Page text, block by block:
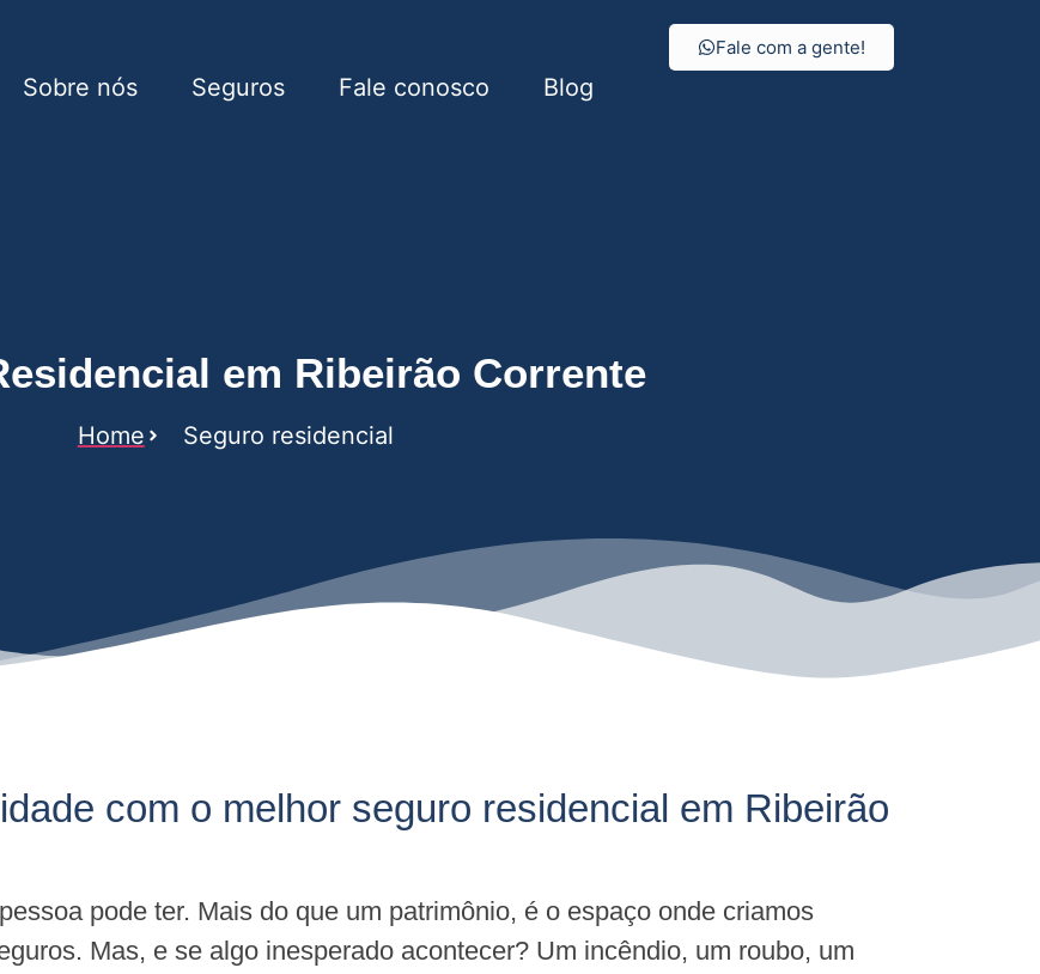
Sobre nós Seguros Fale conosco Blog
Fale com a gente!
em Ribeirão Corrente
Home Seguro residencial
com o melhor seguro residencial em Ribeirão
pode ter. Mais do que um patrimônio, é o espaço onde criamos
Mas, e se algo inesperado acontecer? Um incêndio, um roubo, um